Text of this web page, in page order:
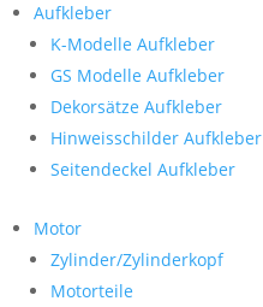
Aufkleber
K-Modelle Aufkleber
GS Modelle Aufkleber
Dekorsätze Aufkleber
Hinweisschilder Aufkleber
Seitendeckel Aufkleber
Motor
Zylinder/Zylinderkopf
Motorteile